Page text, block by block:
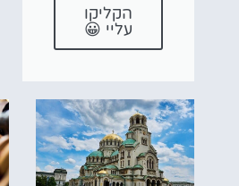
הקליקו
עליי 😀